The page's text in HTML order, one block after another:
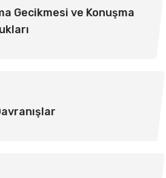
Gecikmesi ve Konuşma